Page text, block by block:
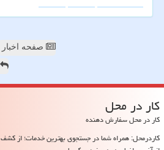
صفحه اخبار
كار در محل
کار در محل سفارش دهنده
کاردرمحل: همراه شما در جستجوی بهترین خدمات؛ از کشف